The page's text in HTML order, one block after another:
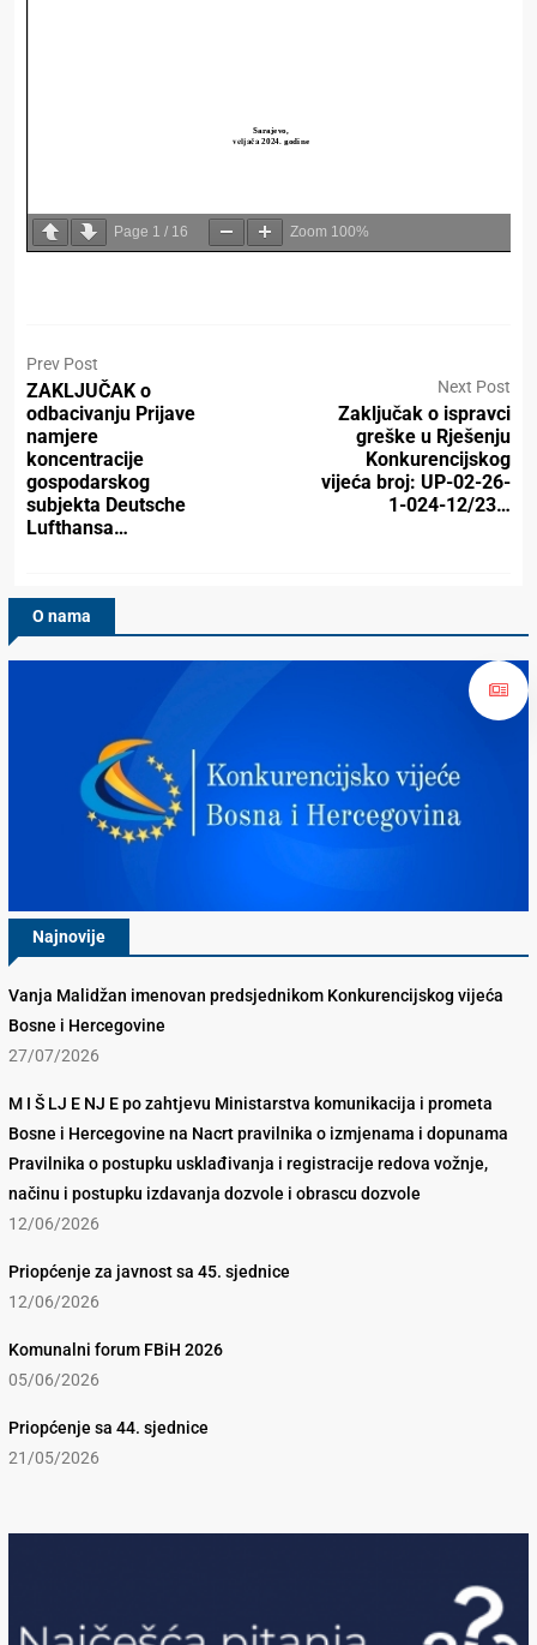
Page 1 / 16 Zoom 100%
Prev Post
ZAKLJUČAK o
odbacivanju Prijave
namjere
koncentracije
gospodarskog
subjekta Deutsche
Lufthansa…
Next Post
Zaključak o ispravci
greške u Rješenju
Konkurencijskog
vijeća broj: UP-02-26-
1-024-12/23…
O nama
Najnovije
Vanja Malidžan imenovan predsjednikom Konkurencijskog vijeća
Bosne i Hercegovine
27/07/2026
M I Š LJ E NJ E po zahtjevu Ministarstva komunikacija i prometa
Bosne i Hercegovine na Nacrt pravilnika o izmjenama i dopunama
Pravilnika o postupku usklađivanja i registracije redova vožnje,
načinu i postupku izdavanja dozvole i obrascu dozvole
12/06/2026
Priopćenje za javnost sa 45. sjednice
12/06/2026
Komunalni forum FBiH 2026
05/06/2026
Priopćenje sa 44. sjednice
21/05/2026